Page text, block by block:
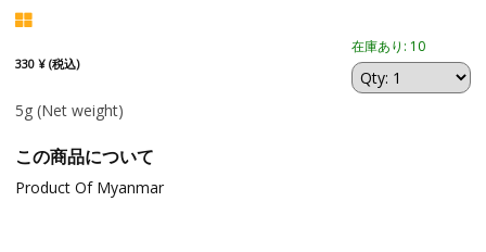
330 ¥ (税込)
在庫あり: 10
5g (Net weight)
この商品について
Product Of Myanmar